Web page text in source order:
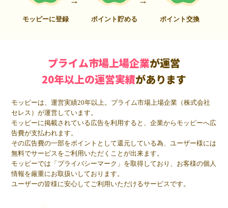
モッピーに登録 ポイント貯める ポイント交換
プライム市場上場企業が運営
20年以上の運営実績があります
モッピーは、運営実績20年以上。プライム市場上場企業（株式会社
セレス）が運営しています。
モッピーに掲載されている広告を利用すると、企業からモッピーへ広
告費が支払われます。
その広告費の一部をポイントとして還元している為、ユーザー様には
無料でサービスをご利用いただくことが出来ます。
モッピーでは「プライバシーマーク」を取得しており、お客様の個人
情報を厳重にお取扱いしております。
ユーザーの皆様に安心してご利用いただけるサービスです。